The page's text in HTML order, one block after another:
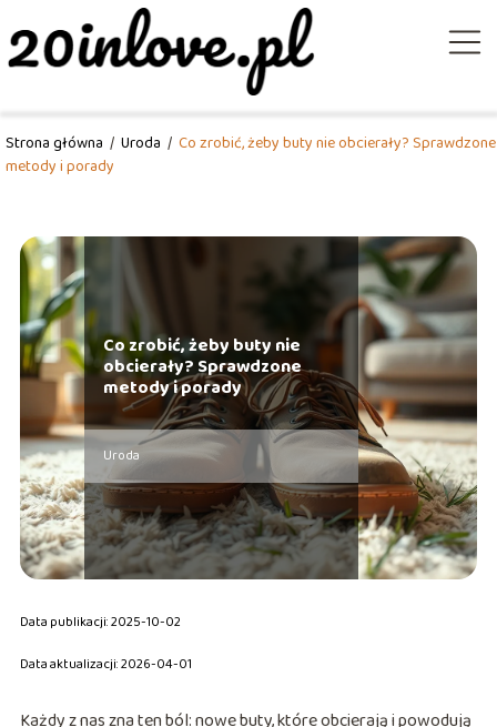
Strona główna / Uroda / Co zrobić, żeby buty nie obcierały? Sprawdzone
metody i porady
Co zrobić, żeby buty nie
obcierały? Sprawdzone
metody i porady
Uroda
Data publikacji: 2025-10-02
Data aktualizacji: 2026-04-01
Każdy z nas zna ten ból: nowe buty, które obcierają i powodują